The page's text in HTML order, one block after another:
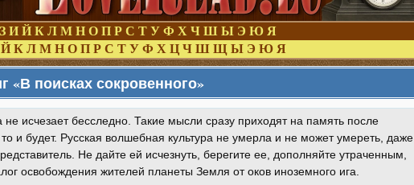
З И Й К Л М Н О П Р С Т У Ф Х Ч Ш Ы Э Ю Я
Й К Л М Н О П Р С Т У Ф Х Ц Ч Ш Щ Ы Э Ю Я
«В поисках сокровенного»
не исчезает бесследно. Такие мысли сразу приходят на память после
и будет. Русская волшебная культура не умерла и не может умереть, даже
Не дайте ей исчезнуть, берегите ее, дополняйте утраченным,
освобождения жителей планеты Земля от оков иноземного ига.